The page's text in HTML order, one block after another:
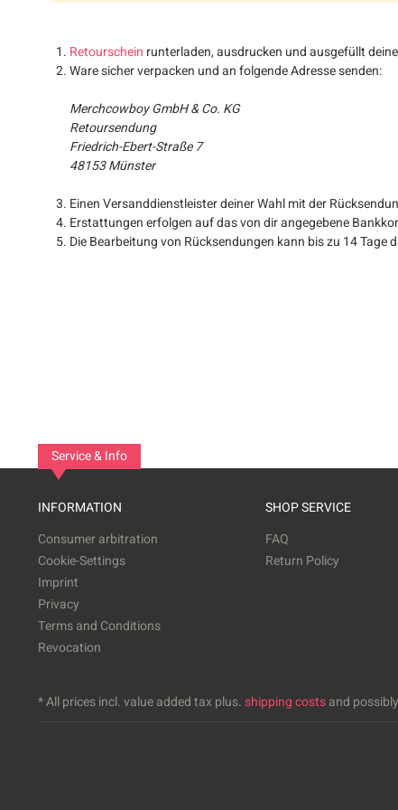
Retourschein runterladen, ausdrucken und ausgefüllt
Ware sicher verpacken und an folgende Adresse senden:
Merchcowboy GmbH & Co. KG
Retoursendung
Friedrich-Ebert-Straße 7
48153 Münster
Einen Versanddienstleister deiner Wahl mit der
Erstattungen erfolgen auf das von dir angegebene
Die Bearbeitung von Rücksendungen kann bis zu 14 Tage
Service & Info
INFORMATION
Consumer arbitration
Cookie-Settings
Imprint
Privacy
Terms and Conditions
Revocation
SHOP SERVICE
FAQ
Return Policy
* All prices incl. value added tax plus.shipping costsand